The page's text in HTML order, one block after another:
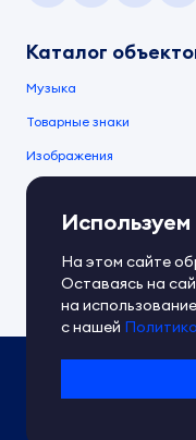
Каталог
Музыка
Товарные знаки
Изображения
О компании
О сервисе
Документы IPEX
Контакты
Политика IPEX по обработке ПД
Условия использования
Используем
На этом сайте
Оставаясь на
на
с нашей